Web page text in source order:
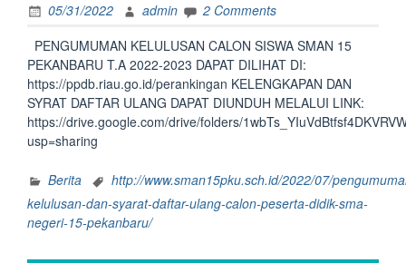
05/31/2022 admin
2 Comments
PENGUMUMAN KELULUSAN CALON SISWA SMAN 15
PEKANBARU T.A 2022-2023 DAPAT DILIHAT DI:
https://ppdb.riau.go.id/perankingan KELENGKAPAN DAN
SYRAT DAFTAR ULANG DAPAT DIUNDUH MELALUI LINK:
https://drive.google.com/drive/folders/
usp=sharing
Berita
http://www.sman15pku.sch.id/2022/07/
kelulusan-dan-syarat-daftar-ulang-calon-peserta-didik-sma-
negeri-15-pekanbaru/